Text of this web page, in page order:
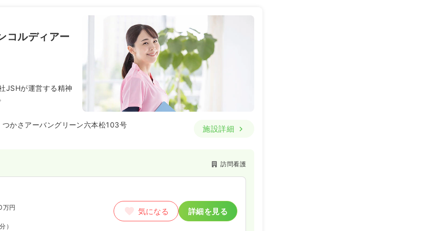
コルディアー
JSHが運営する精神
かさアーバングリーン六本松103号
施設詳細
訪問看護
万円
）
気になる 詳細を見る